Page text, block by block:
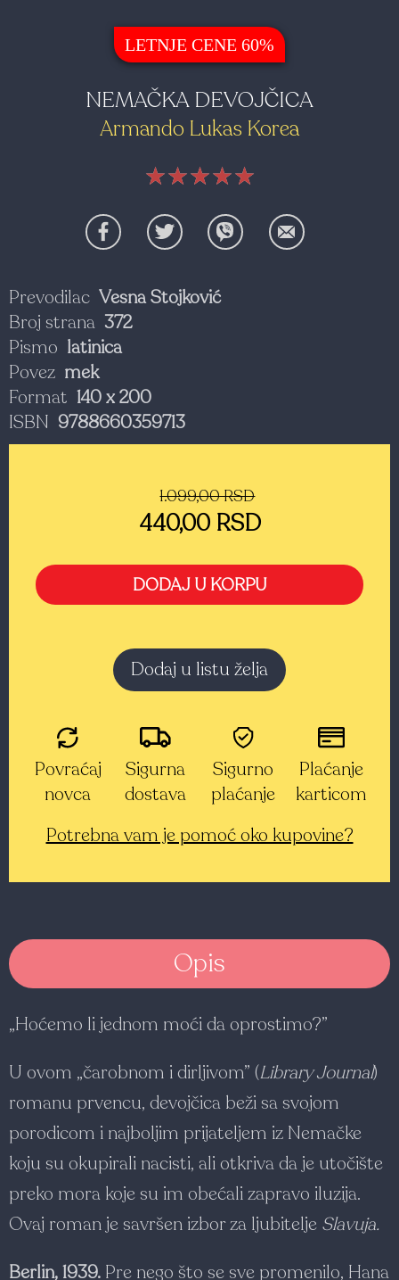
LETNJE CENE 60%
NEMAČKA DEVOJČICA
Armando Lukas Korea
★★★★★
★★★★★
★★★★★
Prevodilac Vesna Stojković
Broj strana 372
Pismo latinica
Povez mek
Format 140 x 200
ISBN 9788660359713
1.099,00 RSD
440,00 RSD
DODAJ U KORPU
Dodaj u listu želja
Povraćaj
novca
Sigurna
dostava
Sigurno
plaćanje
Plaćanje
karticom
Potrebna vam je pomoć oko kupovine?
Opis
„Hoćemo li jednom moći da oprostimo?”
U ovom „čarobnom i dirljivom” (Library Journal)
romanu prvencu, devojčica beži sa svojom
porodicom i najboljim prijateljem iz Nemačke
koju su okupirali nacisti, ali otkriva da je utočište
preko mora koje su im obećali zapravo iluzija.
Ovaj roman je savršen izbor za ljubitelje Slavuja.
Berlin, 1939. Pre nego što se sve promenilo, Hana